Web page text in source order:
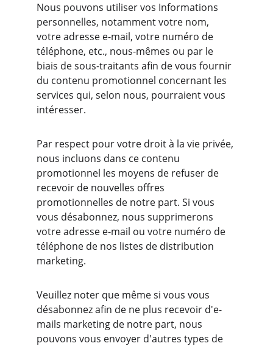
Nous pouvons utiliser vos Informations
personnelles, notamment votre nom,
votre adresse e-mail, votre numéro de
téléphone, etc., nous-mêmes ou par le
biais de sous-traitants afin de vous fournir
du contenu promotionnel concernant les
services qui, selon nous, pourraient vous
intéresser.
Par respect pour votre droit à la vie privée,
nous incluons dans ce contenu
promotionnel les moyens de refuser de
recevoir de nouvelles offres
promotionnelles de notre part. Si vous
vous désabonnez, nous supprimerons
votre adresse e-mail ou votre numéro de
téléphone de nos listes de distribution
marketing.
Veuillez noter que même si vous vous
désabonnez afin de ne plus recevoir d'e-
mails marketing de notre part, nous
pouvons vous envoyer d'autres types de